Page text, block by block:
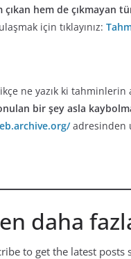
çıkan hem de çıkmayan
için tıklayınız:
ne yazık ki
bir şey asla
adresinden
daha
to get the latest posts